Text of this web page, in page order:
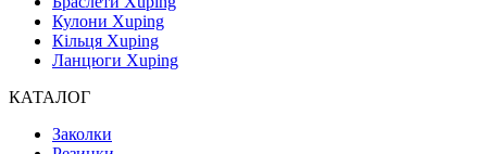
Кулони Xuping
Кільця Xuping
Ланцюги Xuping
КАТАЛОГ
Заколки